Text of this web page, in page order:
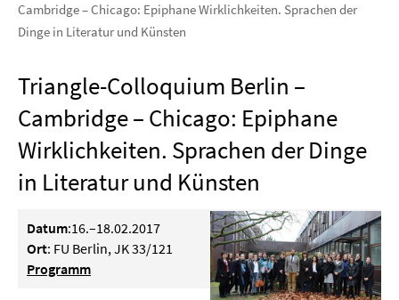
Cambridge – Chicago: Epiphane Wirklichkeiten. Sprachen der
Dinge in Literatur und Künsten
Triangle-Colloquium Berlin –
Cambridge – Chicago: Epiphane
Wirklichkeiten. Sprachen der Dinge
in Literatur und Künsten
Datum:16.–18.02.2017
Ort: FU Berlin, JK 33/121
Programm